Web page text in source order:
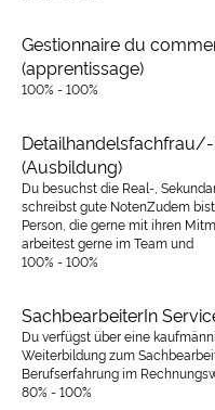
Gestionnaire du
(apprentissage)
100% - 100%
(Ausbildung)
Du besuchst die Real-,
schreibst gute NotenZudem
Person, die gerne mit ihren
arbeitest gerne im Team und
100% - 100%
SachbearbeiterIn
Du verfügst über eine
Weiterbildung zum
Berufserfahrung im
80% - 100%